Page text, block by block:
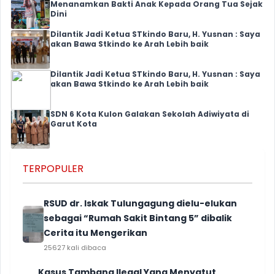
Menanamkan Bakti Anak Kepada Orang Tua Sejak
Dini
Dilantik Jadi Ketua STkindo Baru, H. Yusnan : Saya
akan Bawa Stkindo ke Arah Lebih baik
Dilantik Jadi Ketua STkindo Baru, H. Yusnan : Saya
akan Bawa Stkindo ke Arah Lebih baik
SDN 6 Kota Kulon Galakan Sekolah Adiwiyata di
Garut Kota
TERPOPULER
RSUD dr. Iskak Tulungagung dielu-elukan
sebagai “Rumah Sakit Bintang 5” dibalik
Cerita itu Mengerikan
25627 kali dibaca